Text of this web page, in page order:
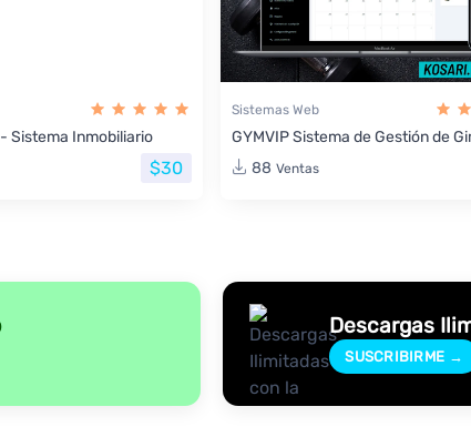
Sistema Inmobiliario
$30
Sistemas Web
GYMVIP Sistema de Gestión de
88 Ventas
Descargas
SUSCRIBIRME →